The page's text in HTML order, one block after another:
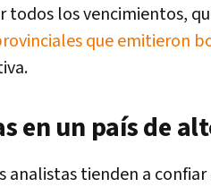
todos los vencimientos,
que emitieron
en un país de
analistas tienden a